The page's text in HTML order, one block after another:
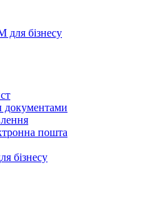
для бізнесу
документами
пошта
бізнесу